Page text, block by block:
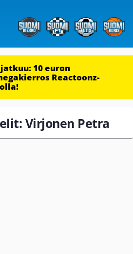
10 euron
Reactoonz-
Virjonen Petra